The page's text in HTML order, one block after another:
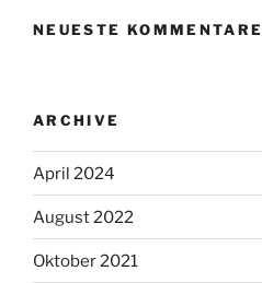
NEUESTE KOMMENTARE
ARCHIVE
April 2024
August 2022
Oktober 2021